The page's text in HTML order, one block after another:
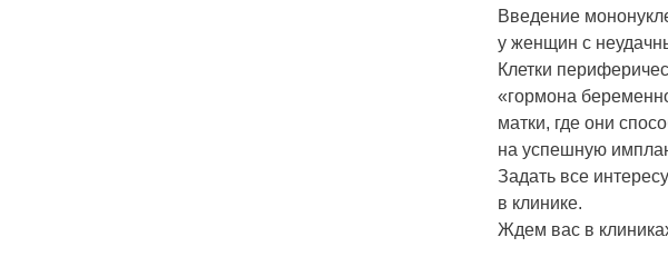
Введение
у женщин с
Клетки
«гормона
матки, где они
на успешную
Задать все
в клинике.
Ждем вас в